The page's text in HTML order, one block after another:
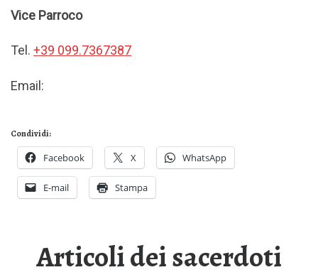
Vice Parroco
Tel. +39 099.7367387
Email:
Condividi:
Facebook X WhatsApp
E-mail Stampa
Articoli dei sacerdoti